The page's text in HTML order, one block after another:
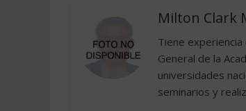
Milton Clark
Tiene
General de la
universidades
seminarios y